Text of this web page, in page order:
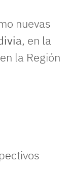
nuevas
, en la
la Región